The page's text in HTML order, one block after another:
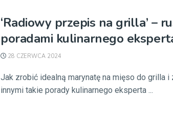
‘Radiowy przepis na grilla’ –
poradami kulinarnego
28 CZERWCA 2024
Jak zrobić idealną marynatę na mięso do grilla
innymi takie porady kulinarnego eksperta ...